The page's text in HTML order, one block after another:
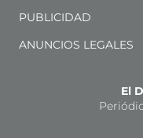
PUBLICIDAD
ANUNCIOS LEGALES
El